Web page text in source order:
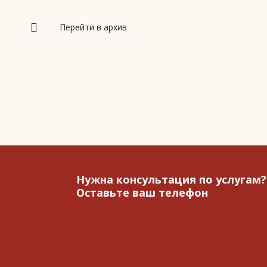
Перейти в архив
Нужна консультация по услугам?
Оставьте ваш телефон